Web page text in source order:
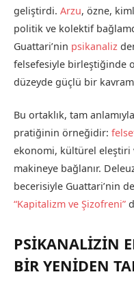
geliştirdi. Arzu, özne,
politik ve kolektif
Guattari’nin psikanaliz
felsefesiyle birleştiğinde
düzeyde güçlü bir
Bu ortaklık, tam
pratiğinin örneğidir:
ekonomi, kültürel eleştiri
makineye bağlanır.
becerisiyle Guattari’nin
“Kapitalizm ve Şizofreni”
PSİKANALİZİN
BİR YENİDEN